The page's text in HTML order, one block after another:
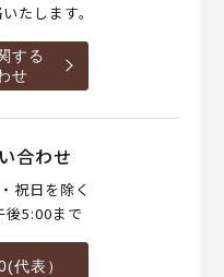
たします。
する
せ
合わせ
祝日を除く
後5:00まで
代表）